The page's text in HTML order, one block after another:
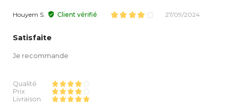
Houyem S. Client vérifié 27/09/2024
Satisfaite
Je recommande
Qualité
Prix
Livraison